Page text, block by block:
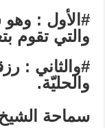
#الأول : وهو
والتي تقوم
#والثاني :
والحليّة.
سماحة